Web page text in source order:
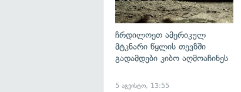
ჩრდილოეთ ამერიკულ
მტკნარი წყლის თევზში
გადამდები კიბო აღმოაჩინეს
5 აგვისტო, 13:55